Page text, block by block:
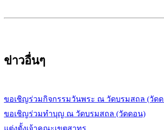
ข่าวอื่นๆ
ขอเชิญร่วมกิจกรรมวันพระ ณ วัดบรมสถล (วัด
ขอเชิญร่วมทำบุญ ณ วัดบรมสถล (วัดดอน)
แต่งตั้งเจ้าคณะเขตสาทร